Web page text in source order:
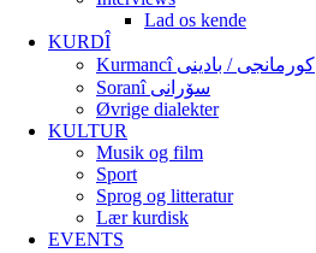
Lad os kende
KURDÎ
Kurmancî کورمانجی / بادینی
Soranî سۆرانی
Øvrige dialekter
KULTUR
Musik og film
Sport
Sprog og litteratur
Lær kurdisk
EVENTS